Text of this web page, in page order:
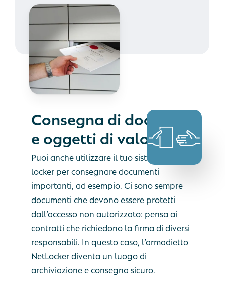
Consegna di documenti
e oggetti divalore
Puoi anche utilizzare il tuo sistema di smart
locker per consegnare documenti
importanti, ad esempio. Ci sono sempre
documenti che devono essere protetti
dall’accesso non autorizzato: pensa ai
contratti che richiedono la firma di diversi
responsabili. In questo caso, l’armadietto
NetLocker diventa un luogo di
archiviazione e consegna sicuro.